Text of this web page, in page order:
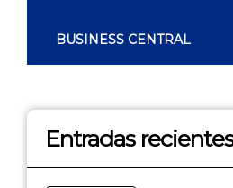
BUSINESS CENTRAL
Entradas recientes